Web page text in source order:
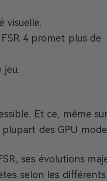
visuelle.
4 promet plus de
jeu.
Et ce, même
des GPU
ses évolutions
selon les